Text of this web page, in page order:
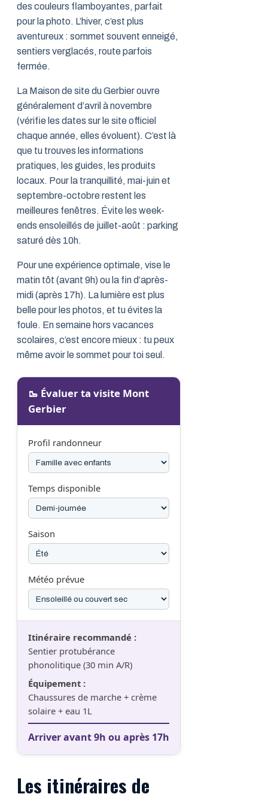
des couleurs flamboyantes, parfait
pour la photo. L’hiver, c’est plus
aventureux : sommet souvent enneigé,
sentiers verglacés, route parfois
fermée.
La Maison de site du Gerbier ouvre
généralement d’avril à novembre
(vérifie les dates sur le site officiel
chaque année, elles évoluent). C’est là
que tu trouves les informations
pratiques, les guides, les produits
locaux. Pour la tranquillité, mai-juin et
septembre-octobre restent les
meilleures fenêtres. Évite les week-
ends ensoleillés de juillet-août : parking
saturé dès 10h.
Pour une expérience optimale, vise le
matin tôt (avant 9h) ou la fin d’après-
midi (après 17h). La lumière est plus
belle pour les photos, et tu évites la
foule. En semaine hors vacances
scolaires, c’est encore mieux : tu peux
même avoir le sommet pour toi seul.
🥾 Évaluer ta visite Mont
Gerbier
Profil randonneur
Temps disponible
Saison
Météo prévue
Itinéraire recommandé :
Sentier protubérance
phonolitique (30 min A/R)
Équipement :
Chaussures de marche + crème
solaire + eau 1L
Arriver avant 9h ou après 17h
Les itinéraires de